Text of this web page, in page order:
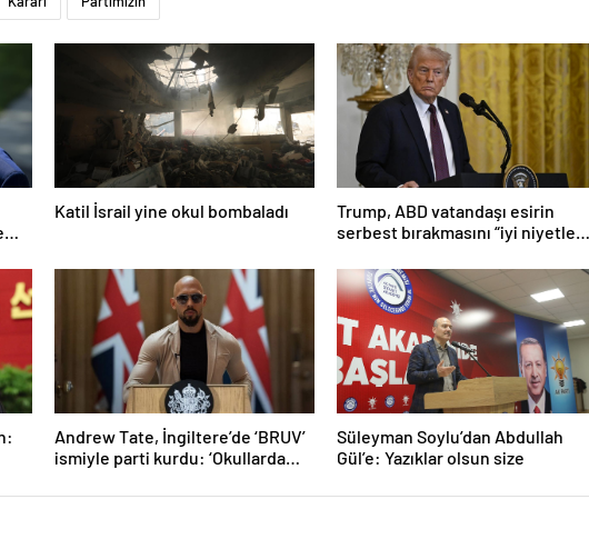
Katil İsrail yine okul bombaladı
Trump, ABD vatandaşı esirin
serbest bırakmasını “iyi niyetle
değerlendirdi
Andrew Tate, İngiltere’de ‘BRUV’
ismiyle parti kurdu: ‘Okullarda
yasaklayacağız’
Süleyman Soylu’dan Abdullah
Gül’e: Yazıklar olsun size